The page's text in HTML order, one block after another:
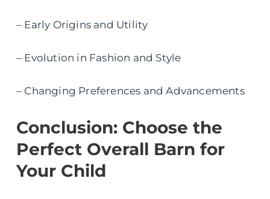
– Early Origins and Utility
– Evolution in Fashion and Style
– Changing Preferences and Advancements
Conclusion: Choose the
Perfect Overall Barn for
Your Child